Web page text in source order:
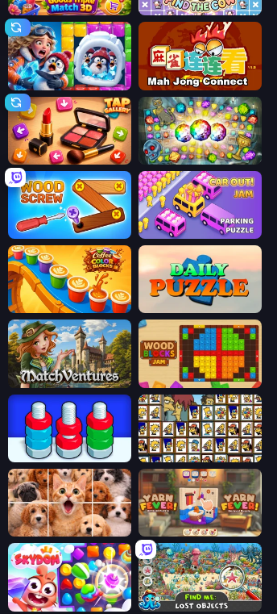
Goods Triple Match 3D Find The Cow
Captain Blast Mahjong Connect (Legacy)
Tap Gallery Forgotten Treasure 2
Wood Screw: Bolts Puzzle Car OUT! Jam Parking Puzzle
Coffee Color Blocks
MatchVentures Wood Blocks Jam
Tiles of the Simpsons
Jigpic Solitaire Yarn Fever! Unravel Puzzle
Skydom Find Me: Lost Objects